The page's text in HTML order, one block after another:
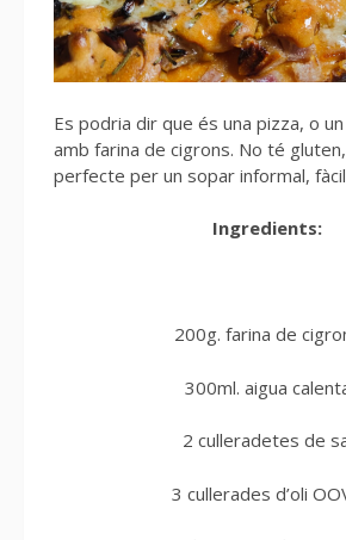
Es podria dir que és una pizza, o
amb farina de cigrons. No té
perfecte per un sopar informal,
Ingredients:
200g. farina de
300ml. aigua
2 culleradetes de
3 cullerades d’oli